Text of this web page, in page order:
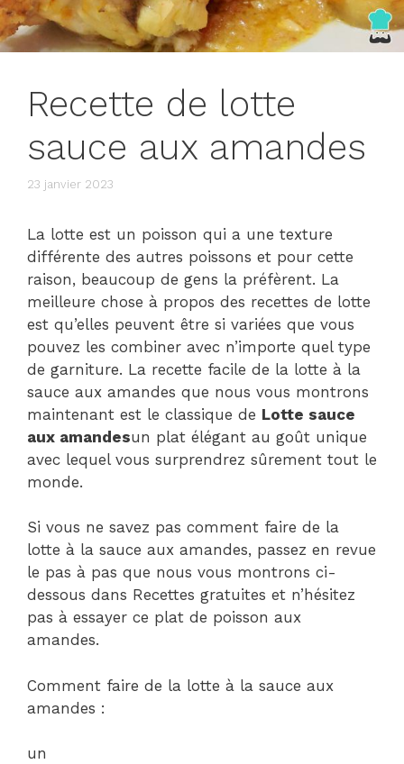
Recette de lotte
sauce aux amandes
23 janvier 2023
La lotte est un poisson qui a une texture
différente des autres poissons et pour cette
raison, beaucoup de gens la préfèrent. La
meilleure chose à propos des recettes de lotte
est qu’elles peuvent être si variées que vous
pouvez les combiner avec n’importe quel type
de garniture. La recette facile de la lotte à la
sauce aux amandes que nous vous montrons
maintenant est le classique de Lotte sauce
aux amandesun plat élégant au goût unique
avec lequel vous surprendrez sûrement tout le
monde.
Si vous ne savez pas comment faire de la
lotte à la sauce aux amandes, passez en revue
le pas à pas que nous vous montrons ci-
dessous dans Recettes gratuites et n’hésitez
pas à essayer ce plat de poisson aux
amandes.
Comment faire de la lotte à la sauce aux
amandes :
un